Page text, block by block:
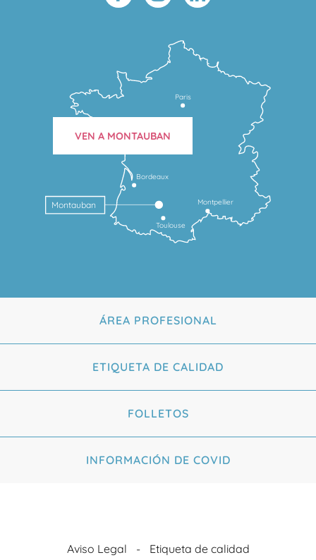
Toulouse
Montpellier
Bordeaux
Montauban
Paris
VEN A MONTAUBAN
ÁREA PROFESIONAL
ETIQUETA DE CALIDAD
FOLLETOS
INFORMACIÓN DE COVID
Aviso Legal Etiqueta de calidad